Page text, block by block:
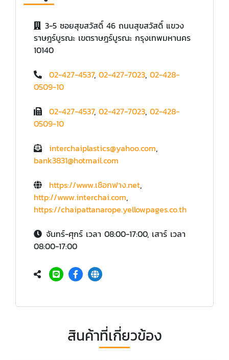
3-5 ซอยสุขสวัสดิ์ 46 ถนนสุขสวัสดิ์ แขวง
ราษฎร์บูรณะ เขตราษฎร์บูรณะ กรุงเทพมหานคร
10140
02-427-4537, 02-427-7023, 02-428-
0509-10
02-427-4537, 02-427-7023, 02-428-
0509-10
interchaiplastics@yahoo.com,
bank3831@hotmail.com
https://www.เชือกฟาง.net,
http://www.interchai.com,
https://chaipattanarope.yellowpages.co.th
จันทร์-ศุกร์ เวลา 08:00-17:00, เสาร์ เวลา
08:00-17:00
สินค้าที่เกี่ยวข้อง